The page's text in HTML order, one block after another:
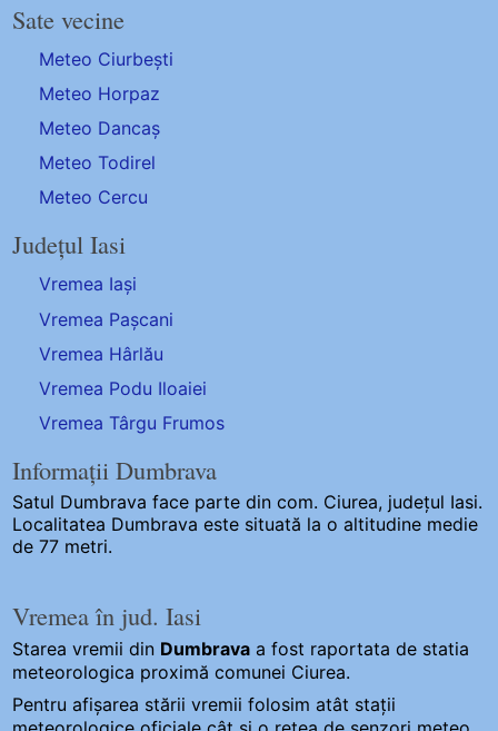
Sate vecine
Meteo Ciurbești
Meteo Horpaz
Meteo Dancaș
Meteo Todirel
Meteo Cercu
Județul Iasi
Vremea Iași
Vremea Pașcani
Vremea Hârlău
Vremea Podu Iloaiei
Vremea Târgu Frumos
Informații Dumbrava
Satul Dumbrava face parte din com. Ciurea, județul Iasi.
Localitatea Dumbrava este situată la o altitudine medie
de 77 metri.
Vremea în jud. Iasi
Starea vremii din Dumbrava a fost raportata de statia
meteorologica proximă comunei Ciurea.
Pentru afișarea stării vremii folosim atât stații